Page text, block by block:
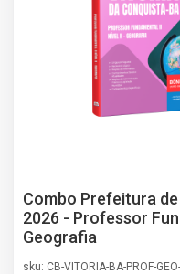
Combo Prefeitura
2026 - Professor
Geografia
sku: CB-VITORIA-BA-PROF-